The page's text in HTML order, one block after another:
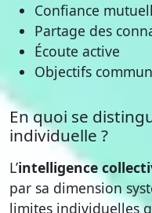
Confiance
Partage des
Écoute active
Objectifs
En quoi se
individuelle ?
L’intelligence
par sa dimension
limites individuelles